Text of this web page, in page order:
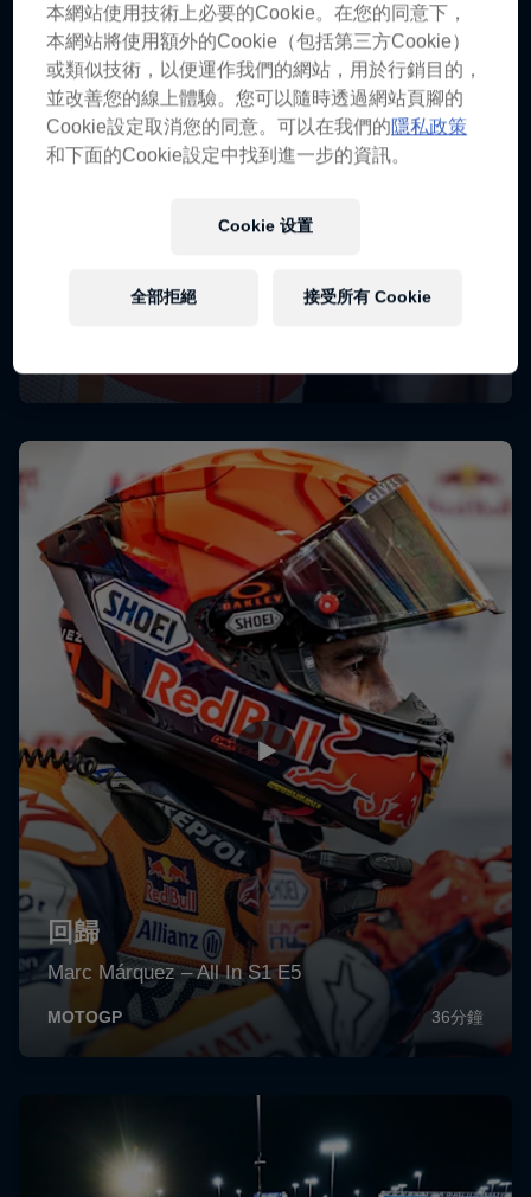
本網站使用技術上必要的Cookie。在您的同意下，
本網站將使用額外的Cookie（包括第三方Cookie）
或類似技術，以便運作我們的網站，用於行銷目的，
並改善您的線上體驗。您可以隨時透過網站頁腳的
Cookie設定取消您的同意。可以在我們的隱私政策
和下面的Cookie設定中找到進一步的資訊。
Cookie 设置
全部拒絕 接受所有 Cookie